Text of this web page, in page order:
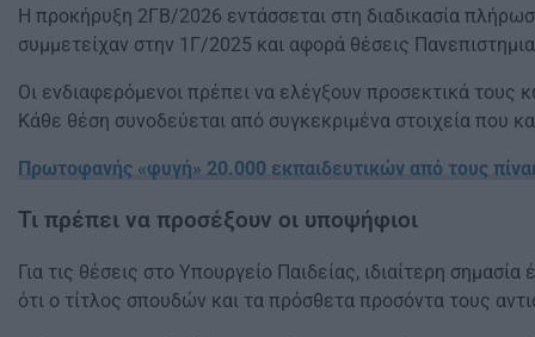
Η προκήρυξη 2ΓΒ/2026 εντάσσεται στη διαδικασία
συμμετείχαν στην 1Γ/2025 και αφορά θέσεις
Οι ενδιαφερόμενοι πρέπει να ελέγξουν προσεκτικά
Κάθε θέση συνοδεύεται από συγκεκριμένα στοιχεία που
Πρωτοφανής «φυγή» 20.000 εκπαιδευτικών από τους
Τι πρέπει να προσέξουν οι υποψήφιοι
Για τις θέσεις στο Υπουργείο Παιδείας, ιδιαίτερη
ότι ο τίτλος σπουδών και τα πρόσθετα προσόντα τους